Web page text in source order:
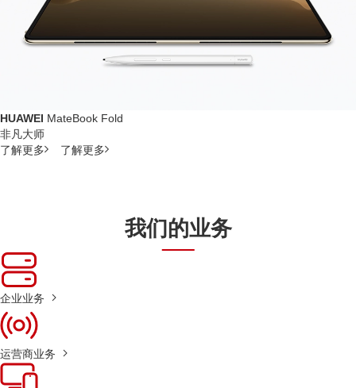
HUAWEI MateBook Fold
非凡大师
了解更多
了解更多
我们的业务
企业业务
运营商业务